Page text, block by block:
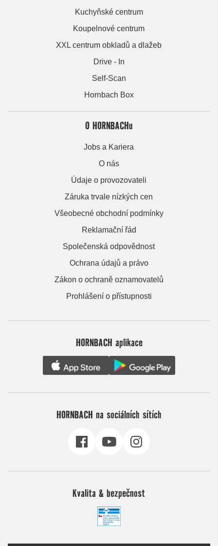
Kuchyňské centrum
Koupelnové centrum
XXL centrum obkladů a dlažeb
Drive - In
Self-Scan
Hornbach Box
O HORNBACHu
Jobs a Kariera
O nás
Údaje o provozovateli
Záruka trvale nízkých cen
Všeobecné obchodní podmínky
Reklamační řád
Společenská odpovědnost
Ochrana údajů a právo
Zákon o ochraně oznamovatelů
Prohlášení o přístupnosti
HORNBACH aplikace
HORNBACH na sociálních sítích
Kvalita & bezpečnost